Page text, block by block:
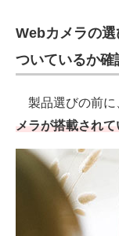
エレクトロニクス
電子設計の基本と
建設×テクノロジ
ちょっと気になる
Webカメラの
ついているか確
製品選びの前に
メラが搭載され